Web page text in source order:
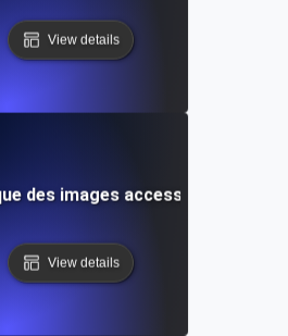
View details
des images accessibles ?
View details